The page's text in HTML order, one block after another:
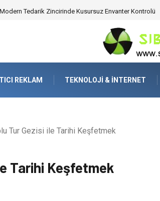
ile Evinizde Dijitalden Uzak Bir Deşarj Alanı Tasarlayın
REKLAM TEKNOLOJI & İNTERNET
Tur Gezisi ile Tarihi Keşfetmek
Tarihi Keşfetmek